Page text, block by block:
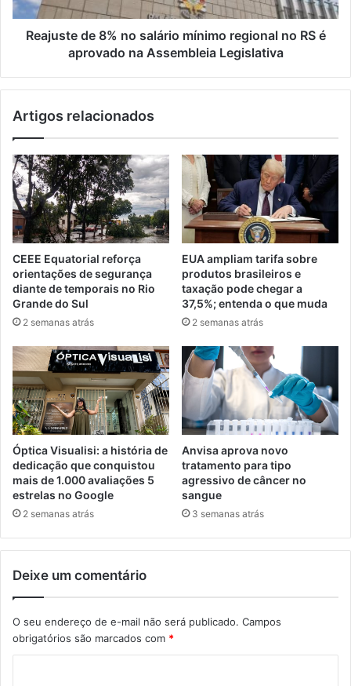
Reajuste de 8% no salário mínimo regional no RS é
aprovado na Assembleia Legislativa
Artigos relacionados
CEEE Equatorial reforça
orientações de segurança
diante de temporais no Rio
Grande do Sul
2 semanas atrás
EUA ampliam tarifa sobre
produtos brasileiros e
taxação pode chegar a
37,5%; entenda o que muda
2 semanas atrás
Óptica Visualisi: a história de
dedicação que conquistou
mais de 1.000 avaliações 5
estrelas no Google
2 semanas atrás
Anvisa aprova novo
tratamento para tipo
agressivo de câncer no
sangue
3 semanas atrás
Deixe um comentário
O seu endereço de e-mail não será publicado. Campos
obrigatórios são marcados com *